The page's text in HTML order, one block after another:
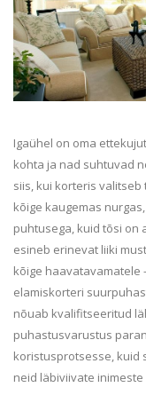
Igaühel on oma
kohta ja nad suhtuvad
siis, kui korteris valitseb
kõige kaugemas
puhtusega, kuid tõsi on
esineb erinevat liiki
kõige haavatavamatele
elamiskorteri
nõuab kvalifitseeritud
puhastusvarustus
koristusprotsesse, kuid
neid läbiviivate